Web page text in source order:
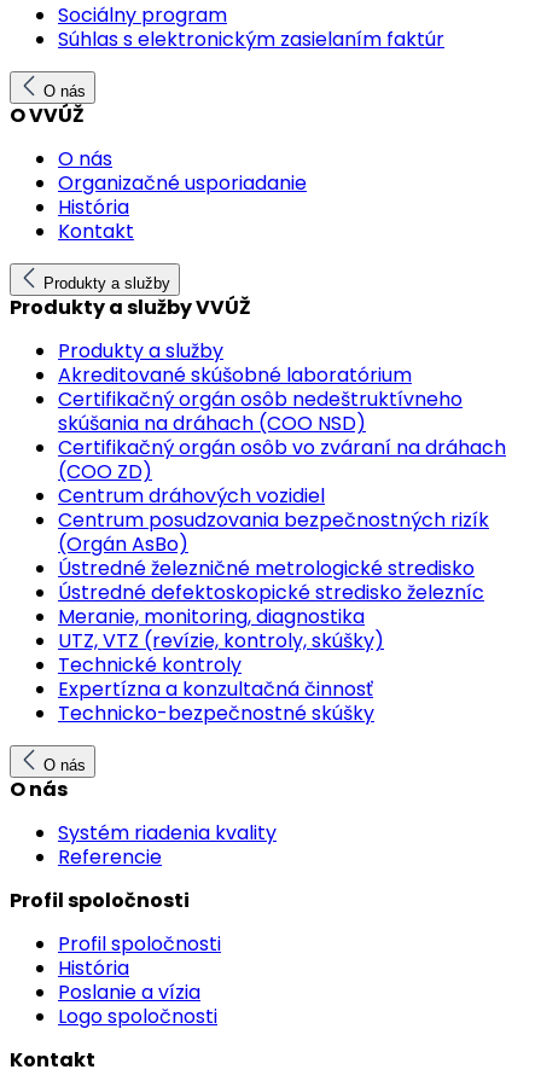
Sociálny program
Súhlas s elektronickým zasielaním faktúr
O nás
O VVÚŽ
O nás
Organizačné usporiadanie
História
Kontakt
Produkty a služby
Produkty a služby VVÚŽ
Produkty a služby
Akreditované skúšobné laboratórium
Certifikačný orgán osôb nedeštruktívneho
skúšania na dráhach (COO NSD)
Certifikačný orgán osôb vo zváraní na dráhach
(COO ZD)
Centrum dráhových vozidiel
Centrum posudzovania bezpečnostných rizík
(Orgán AsBo)
Ústredné železničné metrologické stredisko
Ústredné defektoskopické stredisko železníc
Meranie, monitoring, diagnostika
UTZ, VTZ (revízie, kontroly, skúšky)
Technické kontroly
Expertízna a konzultačná činnosť
Technicko-bezpečnostné skúšky
O nás
O nás
Systém riadenia kvality
Referencie
Profil spoločnosti
Profil spoločnosti
História
Poslanie a vízia
Logo spoločnosti
Kontakt